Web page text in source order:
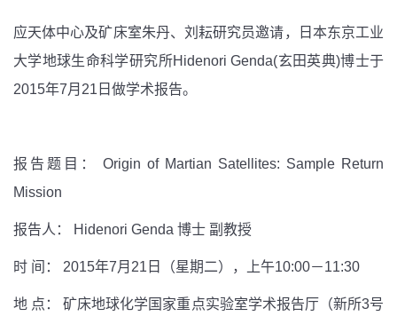
应天体中心及矿床室朱丹、刘耘研究员邀请，日本东京工业
大学地球生命科学研究所Hidenori Genda(玄田英典)博士于
2015年7月21日做学术报告。
报告题目： Origin of Martian Satellites: Sample Return
Mission
报告人： Hidenori Genda 博士 副教授
时 间： 2015年7月21日（星期二），上午10:00－11:30
地 点： 矿床地球化学国家重点实验室学术报告厅（新所3号